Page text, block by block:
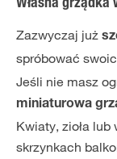
Własna grządka
Zazwyczaj już
spróbować
Jeśli nie masz
miniaturowa
Kwiaty, zioła
skrzynkach